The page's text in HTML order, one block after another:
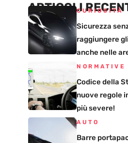
ARTICOLICURIOSITÀ
Sicurezza
raggiungere
anche nelle
NORMATIVE
Codice della
nuove regole
più severe!
AUTO
Barre